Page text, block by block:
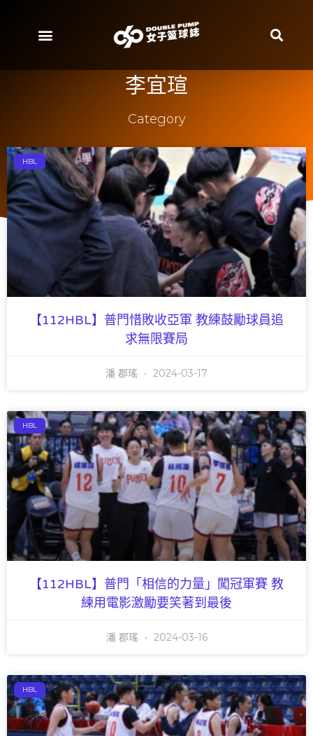
李宜瑄
Category
HBL
【112HBL】普門惜敗收亞軍 教練鼓勵球員追
求無限賽局
潘 郡瑤 2024-03-17
HBL
【112HBL】普門「相信的力量」闖冠軍賽 教
練用電影激勵要笑著到最後
潘 郡瑤 2024-03-16
HBL